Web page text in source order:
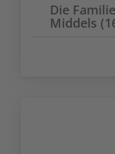
Die
Middels